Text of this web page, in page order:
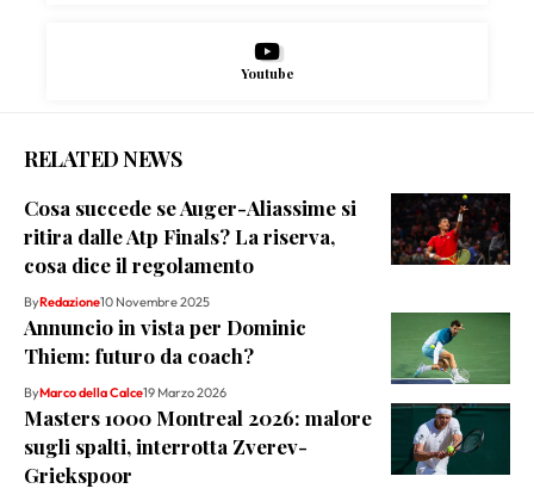
Youtube
RELATED NEWS
Cosa succede se Auger-Aliassime si
ritira dalle Atp Finals? La riserva,
cosa dice il regolamento
ByRedazione10 Novembre 2025
Annuncio in vista per Dominic
Thiem: futuro da coach?
ByMarco della Calce19 Marzo 2026
Masters 1000 Montreal 2026: malore
sugli spalti, interrotta Zverev-
Griekspoor